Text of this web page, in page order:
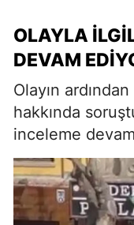
OLAYLA
DEVAM
Olayın
hakkında
inceleme